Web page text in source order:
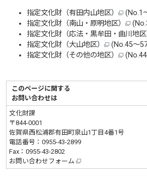
指定文化財（有田内山地区）
(No.1
指定文化財 （南山・原明地区）
指定文化財 （応法・黒牟田・曲川地
指定文化財 （大山地区）
(No.45～
指定文化財 （その他の地区）
このページに関する
お問い合わせは
文化財課
〒844-0001
佐賀県西松浦郡有田町泉山1丁目4番1号
電話番号：0955-43-2899
Fax：0955-43-2802
お問い合わせフォーム